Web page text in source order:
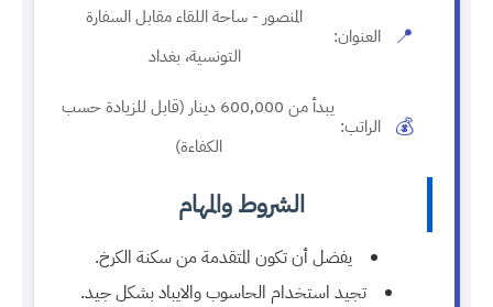
📍 العنوان:
المنصور - ساحة اللقاء مقابل السفارة
التونسية، بغداد
💰 الراتب:
يبدأ من 600,000 دينار (قابل للزيادة حسب
الكفاءة)
الشروط والمهام
يفضل أن تكون المتقدمة من سكنة الكرخ.
تجيد استخدام الحاسوب والايباد بشكل جيد.